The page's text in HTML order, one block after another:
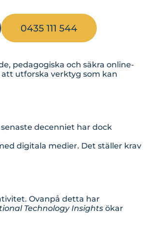
0435 111 544
pedagogiska och säkra online-
utforska verktyg som kan
decenniet har dock
digitala medier. Det ställer krav
Ovanpå detta har
Technology Insights ökar